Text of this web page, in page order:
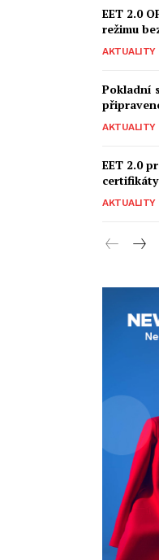
EET 2.0
režimu
AKTUALITY
Pokladní
AKTUALITY
EET 2.0
AKTUALITY